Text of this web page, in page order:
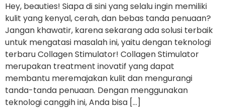
Hey, beauties! Siapa di sini yang selalu ingin memiliki
kulit yang kenyal, cerah, dan bebas tanda penuaan?
Jangan khawatir, karena sekarang ada solusi terbaik
untuk mengatasi masalah ini, yaitu dengan teknologi
terbaru Collagen Stimulator! Collagen Stimulator
merupakan treatment inovatif yang dapat
membantu meremajakan kulit dan mengurangi
tanda-tanda penuaan. Dengan menggunakan
teknologi canggih ini, Anda bisa […]